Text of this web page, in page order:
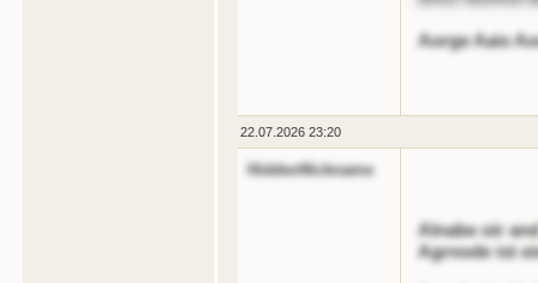
Aorge Aais
22.07.2026 23:20
HiddenNickname
Alnabe oir
Agrnode ist